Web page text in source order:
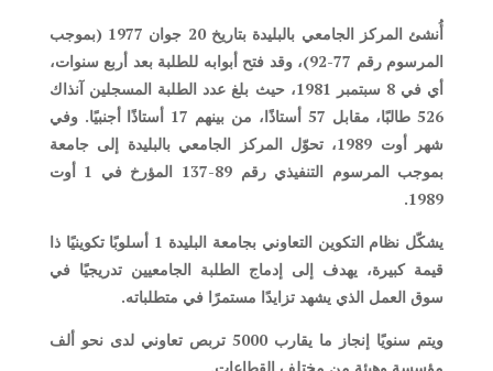
أُنشئ المركز الجامعي بالبليدة بتاريخ 20 جوان 1977 (بموجب
المرسوم رقم 77-92)، وقد فتح أبوابه للطلبة بعد أربع سنوات،
أي في 8 سبتمبر 1981، حيث بلغ عدد الطلبة المسجلين آنذاك
526 طالبًا، مقابل 57 أستاذًا، من بينهم 17 أستاذًا أجنبيًا. وفي
شهر أوت 1989، تحوّل المركز الجامعي بالبليدة إلى جامعة
بموجب المرسوم التنفيذي رقم 89-137 المؤرخ في 1 أوت
1989.
يشكّل نظام التكوين التعاوني بجامعة البليدة 1 أسلوبًا تكوينيًا ذا
قيمة كبيرة، يهدف إلى إدماج الطلبة الجامعيين تدريجيًا في
سوق العمل الذي يشهد تزايدًا مستمرًا في متطلباته.
ويتم سنويًا إنجاز ما يقارب 5000 تربص تعاوني لدى نحو ألف